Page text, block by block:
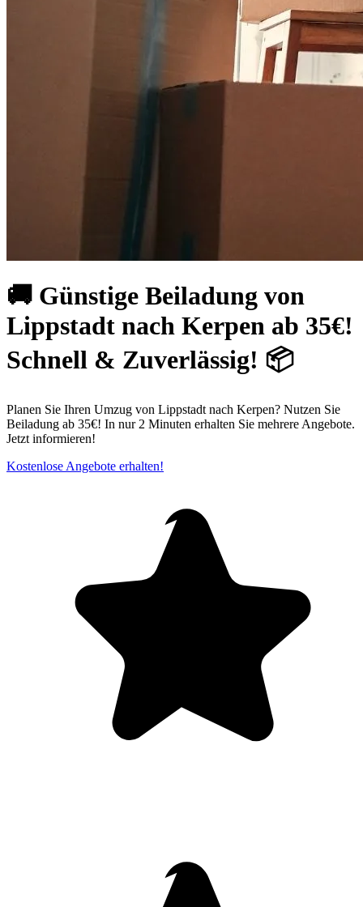
🚚 Günstige Beiladung von
Lippstadt nach Kerpen ab 35€!
Schnell & Zuverlässig! 📦
Planen Sie Ihren Umzug von Lippstadt nach Kerpen? Nutzen Sie
Beiladung ab 35€! In nur 2 Minuten erhalten Sie mehrere Angebote.
Jetzt informieren!
Kostenlose Angebote erhalten!